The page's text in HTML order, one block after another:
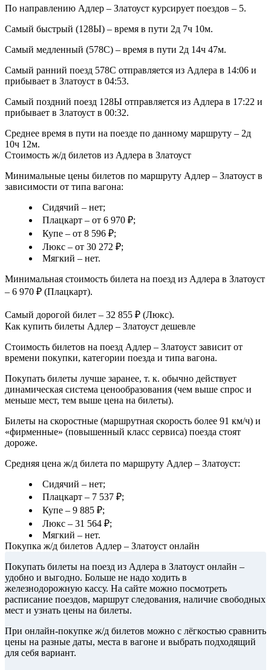
По направлению Адлер – Златоуст курсирует поездов – 5.
Самый быстрый (128Ы) – время в пути 2д 7ч 10м.
Самый медленный (578С) – время в пути 2д 14ч 47м.
Самый ранний поезд 578С отправляется из Адлера в 14:06 и
прибывает в Златоуст в 04:53.
Самый поздний поезд 128Ы отправляется из Адлера в 17:22 и
прибывает в Златоуст в 00:32.
Среднее время в пути на поезде по данному маршруту – 2д
10ч 12м.
Стоимость ж/д билетов из Адлера в Златоуст
Минимальные цены билетов по маршруту Адлер – Златоуст в
зависимости от типа вагона:
Сидячий – нет;
Плацкарт – от 6 970 ₽;
Купе – от 8 596 ₽;
Люкс – от 30 272 ₽;
Мягкий – нет.
Минимальная стоимость билета на поезд из Адлера в Златоуст
– 6 970 ₽ (Плацкарт).
Самый дорогой билет – 32 855 ₽ (Люкс).
Как купить билеты Адлер – Златоуст дешевле
Стоимость билетов на поезд Адлер – Златоуст зависит от
времени покупки, категории поезда и типа вагона.
Покупать билеты лучше заранее, т. к. обычно действует
динамическая система ценообразования (чем выше спрос и
меньше мест, тем выше цена на билеты).
Билеты на скоростные (маршрутная скорость более 91 км/ч) и
«фирменные» (повышенный класс сервиса) поезда стоят
дороже.
Средняя цена ж/д билета по маршруту Адлер – Златоуст:
Сидячий – нет;
Плацкарт – 7 537 ₽;
Купе – 9 885 ₽;
Люкс – 31 564 ₽;
Мягкий – нет.
Покупка ж/д билетов Адлер – Златоуст онлайн
Покупать билеты на поезд из Адлера в Златоуст онлайн –
удобно и выгодно. Больше не надо ходить в
железнодорожную кассу. На сайте можно посмотреть
расписание поездов, маршрут следования, наличие свободных
мест и узнать цены на билеты.
При онлайн-покупке ж/д билетов можно с лёгкостью сравнить
цены на разные даты, места в вагоне и выбрать подходящий
для себя вариант.